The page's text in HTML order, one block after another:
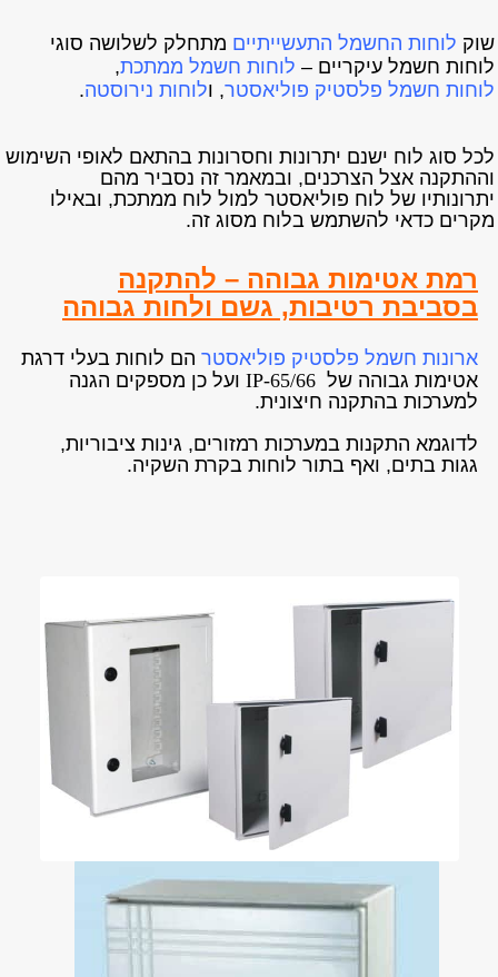
שוק לוחות החשמל התעשייתיים מתחלק לשלושה סוגי
לוחות חשמל עיקריים – לוחות חשמל ממתכת,
לוחות חשמל פלסטיק פוליאסטר, ולוחות נירוסטה.
לכל סוג לוח ישנם יתרונות וחסרונות בהתאם לאופי השימוש
וההתקנה אצל הצרכנים, ובמאמר זה נסביר מהם
יתרונותיו של לוח פוליאסטר למול לוח ממתכת, ובאילו
מקרים כדאי להשתמש בלוח מסוג זה.
רמת אטימות גבוהה – להתקנה
בסביבת רטיבות, גשם ולחות גבוהה
ארונות חשמל פלסטיק פוליאסטר הם לוחות בעלי דרגת
אטימות גבוהה של
ועל כן מספקים הגנה
למערכות בהתקנה חיצונית.
לדוגמא התקנות במערכות רמזורים, גינות ציבוריות,
גגות בתים, ואף בתור לוחות בקרת השקיה.